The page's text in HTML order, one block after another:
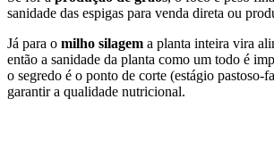
sanidade das espigas para venda direta ou
Já para o milho silagem a planta inteira vira
então a sanidade da planta como um todo é
o segredo é o ponto de corte (estágio pastoso-
garantir a qualidade nutricional.